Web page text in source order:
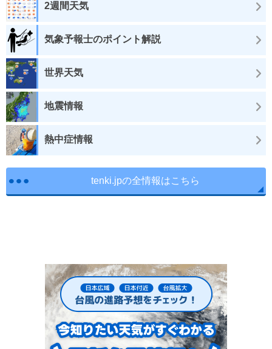
2週間天気
気象予報士のポイント解説
世界天気
地震情報
熱中症情報
tenki.jpの全情報はこちら